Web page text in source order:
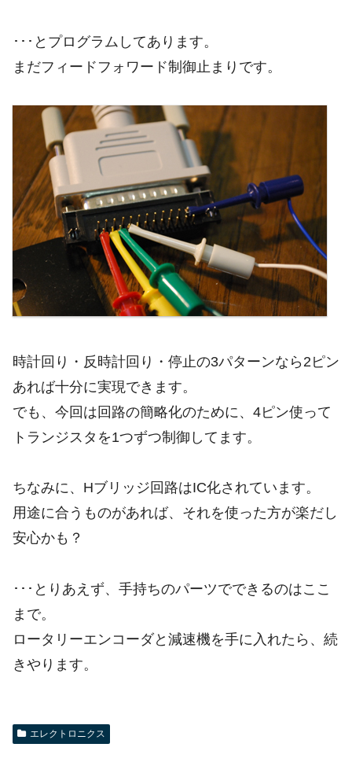
･･･とプログラムしてあります。
まだフィードフォワード制御止まりです。
時計回り・反時計回り・停止の3パターンなら2ピン
あれば十分に実現できます。
でも、今回は回路の簡略化のために、4ピン使って
トランジスタを1つずつ制御してます。
ちなみに、Hブリッジ回路はIC化されています。
用途に合うものがあれば、それを使った方が楽だし
安心かも？
･･･とりあえず、手持ちのパーツでできるのはここ
まで。
ロータリーエンコーダと減速機を手に入れたら、続
きやります。
エレクトロニクス